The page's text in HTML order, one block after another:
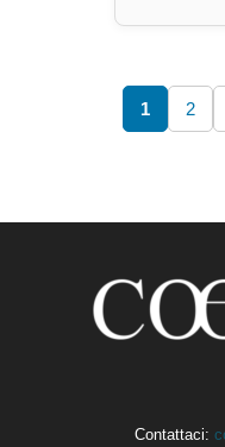
1 2
Contattaci: